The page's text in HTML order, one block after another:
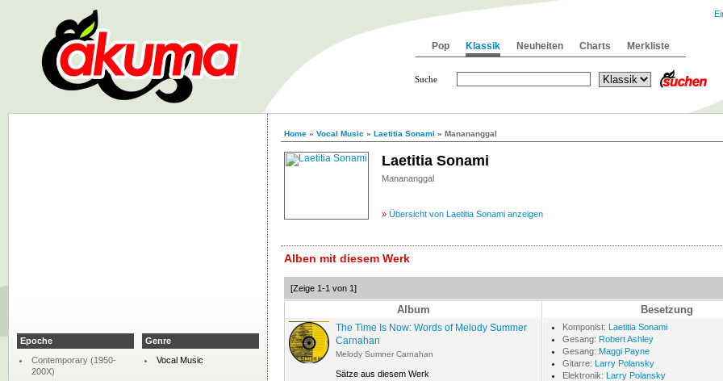
Home » Vocal Music » Laetitia Sonami » Manananggal
Laetitia Sonami
Manananggal
» Übersicht von Laetitia Sonami anzeigen
Alben mit diesem Werk
[Zeige 1-1 von 1]
Album Besetzung
The Time Is Now: Words of Melody Summer
Carnahan
Melody Sumner Carnahan
Sätze aus diesem Werk
Komponist: Laetitia Sonami
Gesang: Robert Ashley
Gesang: Maggi Payne
Gitarre: Larry Polansky
Elektronik: Larry Polansky
Epoche
Contemporary (1950-
200X)
Genre
Vocal Music
Pop Klassik Neuheiten Charts Merkliste
Suche